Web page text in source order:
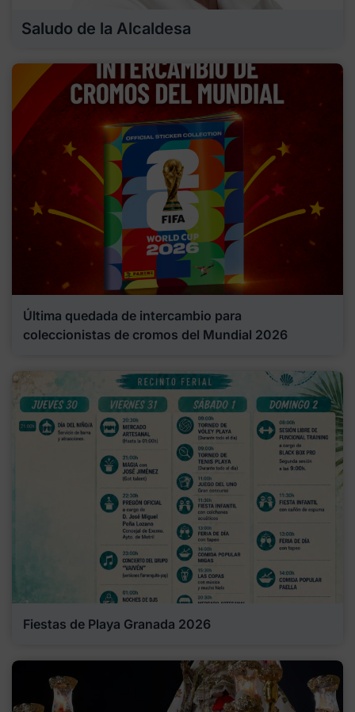
Saludo de la Alcaldesa
Última quedada de intercambio para
coleccionistas de cromos del Mundial 2026
Fiestas de Playa Granada 2026